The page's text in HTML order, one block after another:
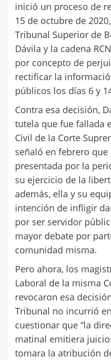
inició un proceso de
15 de octubre de
Tribunal Superior de
Dávila y la cadena
por concepto de
rectificar la
públicos los días 6 y
Contra esa decisión,
tutela que fue fallada
Civil de la Corte
señaló en febrero
presentada por la
su ejercicio de la
además, ella y su
intención de infligir
por ser servidor
mayor debate por
comunidad misma.
Pero ahora, los
Laboral de la misma
revocaron esa
Tribunal no incurrió
cuestionar que “la
matinal emitiera
tomara la atribución